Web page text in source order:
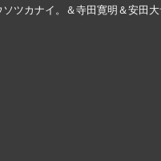
ツカナイ。＆寺田寛明＆安田